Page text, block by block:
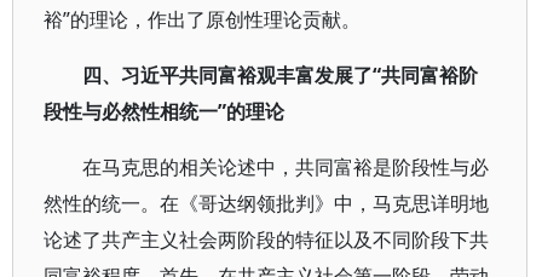
裕”的理论，作出了原创性理论贡献。
四、习近平共同富裕观丰富发展了“共同富裕阶
段性与必然性相统一”的理论
在马克思的相关论述中，共同富裕是阶段性与必
然性的统一。在《哥达纲领批判》中，马克思详明地
论述了共产主义社会两阶段的特征以及不同阶段下共